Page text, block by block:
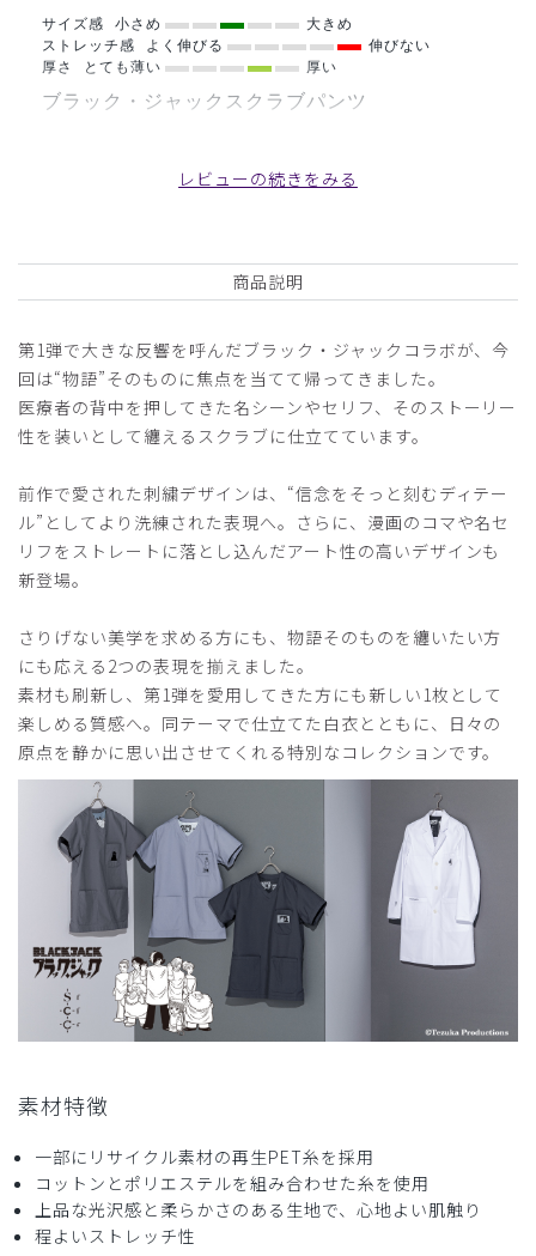
サイズ感
小さめ
大きめ
ストレッチ感
よく伸びる
伸びない
厚さ
とても薄い 厚い
ブラック・ジャックスクラブパンツ
患者さんから褒められます。
年齢: 10代 身長: 181-185cm 体重:
86kg以上
サイズ感
小さめ
大きめ
厚さ
とても気に入っています。
周りのスタッフからもよく声をかけられます。
好評です。
商品：R78Scrub Canvas Club:ブラック・ジャックスク
ラブパンツ(男女兼用)/ライトグレー/XL
役に立った
ご購入者様
購入確認済み
2026-04-15
年齢: 40代 身長:166-170cm
サイズ感
小さめ
商品：R78Scrub Canvas Club:ブラック・ジャックスク
役に立った 1
レビューの続きをみる
商品説明
第1弾で大きな反響を呼んだブラック・ジャックコラボが、今
回は“物語”そのものに焦点を当てて帰ってきました。
医療者の背中を押してきた名シーンやセリフ、そのストーリー
性を装いとして纏えるスクラブに仕立てています。
前作で愛された刺繍デザインは、“信念をそっと刻むディテー
ル”としてより洗練された表現へ。さらに、漫画のコマや名セ
リフをストレートに落とし込んだアート性の高いデザインも
新登場。
さりげない美学を求める方にも、物語そのものを纏いたい方
にも応える2つの表現を揃えました。
素材も刷新し、第1弾を愛用してきた方にも新しい1枚として
楽しめる質感へ。同テーマで仕立てた白衣とともに、日々の
原点を静かに思い出させてくれる特別なコレクションです。
素材特徴
一部にリサイクル素材の再生PET糸を採用
コットンとポリエステルを組み合わせた糸を使用
上品な光沢感と柔らかさのある生地で、心地よい肌触り
程よいストレッチ性